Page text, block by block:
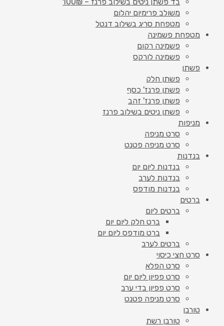
משולב פרימיום יהלום
מטפחת סריג בשילוב דנטל
מטפחת פשמינה
פשמינה רקום
פשמינה לורקס
פשתן
פשתן חלק
פשתן פרנז' כסף
פשתן פרנז' זהב
פשתן ניטים בשילוב פרנז
מניפות
סרט מניפה
סרט מניפה פטנט
בנדנות
בנדנות ליום יום
בנדנות לערב
בנדנות מודפס
ברטים
ברטים ליום
ברט חלק ליום יום
ברט מודפס ליום יום
ברטים לערב
סרט חצי כיסוי
סרט הפלא
סרט פפיון ליום יום
סרט פפיון בדי ערב
סרט מניפה פטנט
טורבן
טורבן רשת